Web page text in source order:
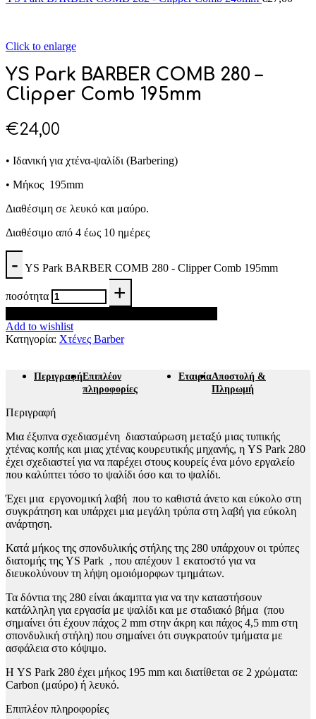
Click to enlarge
YS Park BARBER COMB 280 –
Clipper Comb 195mm
€24,00
• Ιδανική για χτένα-ψαλίδι (Barbering)
• Μήκος 195mm
Διαθέσιμη σε λευκό και μαύρο.
Διαθέσιμο από 4 έως 10 ημέρες
YS Park BARBER COMB 280 - Clipper Comb 195mm
ποσότητα
Add to wishlist
Κατηγορία: Χτένες Barber
ΠεριγραφήΕπιπλέον
πληροφορίες
ΕταιρίαΑποστολή &
Πληρωμή
Περιγραφή
Μια έξυπνα σχεδιασμένη διασταύρωση μεταξύ μιας τυπικής
χτένας κοπής και μιας χτένας κουρευτικής μηχανής, η YS Park 280
έχει σχεδιαστεί για να παρέχει στους κουρείς ένα μόνο εργαλείο
που καλύπτει τόσο το ψαλίδι όσο και το ψαλίδι.
Έχει μια εργονομική λαβή που το καθιστά άνετο και εύκολο στη
συγκράτηση και υπάρχει μια μεγάλη τρύπα στη λαβή για εύκολη
ανάρτηση.
Κατά μήκος της σπονδυλικής στήλης της 280 υπάρχουν οι τρύπες
διατομής της YS Park , που απέχουν 1 εκατοστό για να
διευκολύνουν τη λήψη ομοιόμορφων τμημάτων.
Τα δόντια της 280 είναι άκαμπτα για να την καταστήσουν
κατάλληλη για εργασία με ψαλίδι και με σταδιακό βήμα (που
σημαίνει ότι έχουν πάχος 2 mm στην άκρη και πάχος 4,5 mm στη
σπονδυλική στήλη) που σημαίνει ότι συγκρατούν τμήματα με
ασφάλεια στο κόψιμο.
Η YS Park 280 έχει μήκος 195 mm και διατίθεται σε 2 χρώματα:
Carbon (μαύρο) ή λευκό.
Επιπλέον πληροφορίες